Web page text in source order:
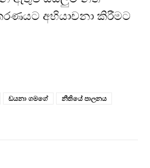
අභියාචනා කිරීමට
ඩයනා ගමගේ
නීතියේ පාලනය